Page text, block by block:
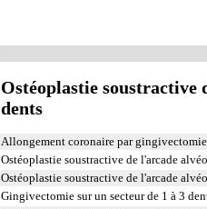
Ostéoplastie soustractive
dents
Allongement coronaire par
Ostéoplastie soustractive de l'arcade
Ostéoplastie soustractive de l'arcade
Gingivectomie sur un secteur de 1 à 3